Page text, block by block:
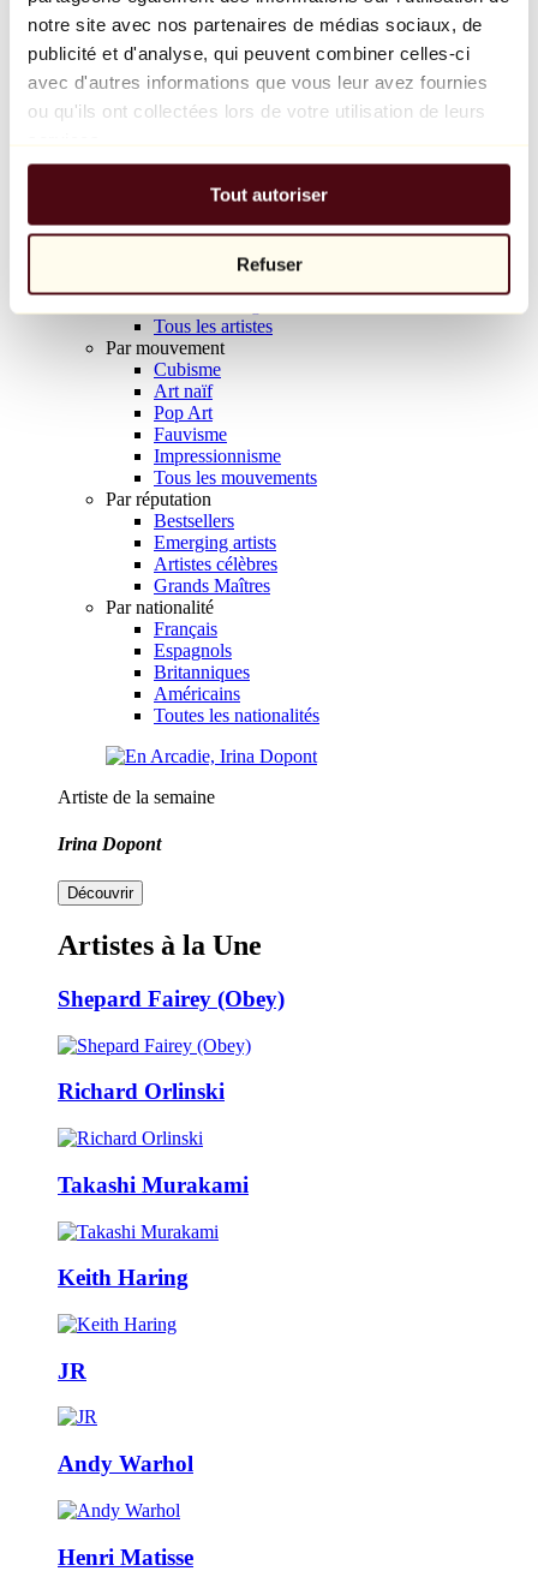
notre site avec nos partenaires de médias sociaux, de
publicité et d'analyse, qui peuvent combiner celles-ci
avec d'autres informations que vous leur avez fournies
ou qu'ils ont collectées lors de votre utilisation de leurs
Tout autoriser
Refuser
Balloon Dog (Orange)
Jeff Koons
10 000 €
Parcourir
Tous les sculpteurs
Tous les photographes
Tous les artistes
Par mouvement
Cubisme
Art naïf
Pop Art
Fauvisme
Impressionnisme
Tous les mouvements
Par réputation
Bestsellers
Emerging artists
Artistes célèbres
Grands Maîtres
Par nationalité
Français
Espagnols
Britanniques
Américains
Toutes les nationalités
Artiste de la semaine
Irina Dopont
Découvrir
Artistes à la Une
Shepard Fairey (Obey)
Richard Orlinski
Takashi Murakami
Keith Haring
JR
Andy Warhol
Henri Matisse